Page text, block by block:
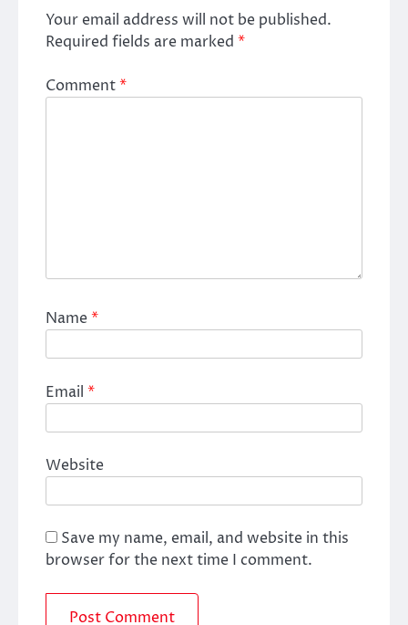
Your email address will not be published.
Required fields are marked *
Comment*
Name*
Email *
Website
Save my name, email, and website in this
browser for the next time I comment.